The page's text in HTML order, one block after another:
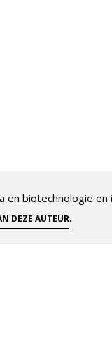
biotechnologie en
DEZE AUTEUR.